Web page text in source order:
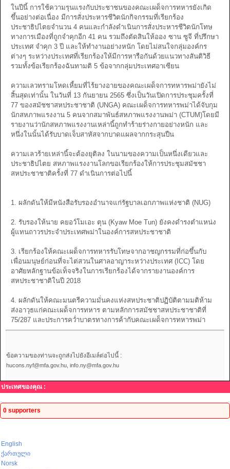
ในปีนี้ การใช้ความรุนแรงกับประชาชนของคณะเผด็จการทหารยังเกิด
ขึ้นอย่างต่อเนื่อง มีการสั่งประหารชีวิตนักกิจกรรมที่เรียกร้อง
ประชาธิปไตยจำนวน 4 คนและกำลังดำเนินการสั่งประหารชีวิตนักโทษ
ทางการเมืองที่ถูกจำคุกอีก 41 คน รวมถึงตัดสินให้ออง ซาน ซูจี ที่ปรึกษา
ประเทศ จำคุก 3 ปี และให้ทำงานอย่างหนัก โดยไม่สนใจกลุ่มองค์กร
ต่างๆ ระหว่างประเทศที่เรียกร้องให้มีการหารือกันด้วยแนวทางสันติวิธี
รวมทั้งข้อเรียกร้องฉันทามติ 5 ข้อจากกลุ่มประเทศอาเซียน
ความเลวทรามโหดเหี้ยมที่ไร้ยางอายของคณะเผด็จการทหารพม่ายังไม่
สิ้นสุดเท่านั้น ในวันที่ 13 กันยายน 2565 ซึ่งเป็นวันเปิดการประชุมครั้งที่
77 ของสมัชชาสหประชาชาติ (UNGA) คณะเผด็จการทหารพม่าได้จับกุม
นักสหภาพแรงงาน 5 คนจากสมาพันธ์สหภาพแรงงานพม่า (CTUM)โดยมี
รายงานว่านักสหภาพแรงงานเหล่านี้ถูกทำร้ายร่างกายอย่างหนัก และ
หนึ่งในนั้นได้รับบาดเจ็บสาหัสจากบาดแผลจากกระสุนปืน
ความเลวร้ายเหล่านี้จะต้องยุติลง ในนามของความเป็นหนึ่งเดียวและ
ประชาธิปไตย สหภาพแรงงานโลกขอเรียกร้องให้การประชุมสมัชชา
สหประชาชาติครั้งที่ 77 ดำเนินการต่อไปนี้
1. ผลักดันให้มีหนังสือรับรองอำนาจแก่รัฐบาลเอกภาพแห่งชาติ (NUG)
2. รับรองให้นาย คยอว์​โมเอะ ตุน (Kyaw Moe Tun) ยังคงดำรงตำแหน่ง
ผู้แทนถาวรประจำประเทศพม่าในองค์การสหประชาชาติ
3. เรียกร้องให้คณะเผด็จการทหารรับโทษจากอาชญกรรมที่ก่อขึ้นกับ
เพื่อนมนุษย์ก่อนที่จะไต่สวนในศาลอาญาระหว่างประเทศ (ICC) โดย
อาศัยหลักฐานข้อเท็จจริงในการเรียกร้องได้จากรายงานองค์การ
สหประชาชาติในปี 2018
4. ผลักดันให้คณะมนตรีความมั่นคงแห่งสหประชาติปฏิบัติตามมติห้าม
ส่งอาวุธแก่คณะเผด็จการทหาร ตามหลักการสมัชชาสหประชาชาติที่
75/287 และประการคว่ำบาตรทางการค้ากับคณะเผด็จการทหารพม่า
ข้อความของท่านจะถูกส่งไปยังอีเมล์ต่อไปนี้ :
hucons.nyf@mfa.gov.hu, info.ny@mfa.gov.hu
ประเทศของคุณ :
0 supporters
English
ქართული
Norsk